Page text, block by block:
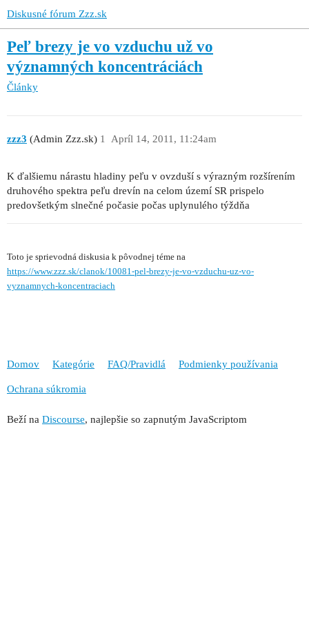
Diskusné fórum Zzz.sk
Peľ brezy je vo vzduchu už vo
významných koncentráciách
Články
zzz3 (Admin Zzz.sk) Apríl 14, 2011, 11:24am
1
K ďalšiemu nárastu hladiny peľu v ovzduší s výrazným rozšírením
druhového spektra peľu drevín na celom území SR prispelo
predovšetkým slnečné počasie počas uplynulého týždňa
Toto je sprievodná diskusia k pôvodnej téme na
https://www.zzz.sk/clanok/10081-pel-brezy-je-vo-vzduchu-uz-vo-
vyznamnych-koncentraciach
Domov Kategórie FAQ/Pravidlá Podmienky používania
Ochrana súkromia
Beží na Discourse, najlepšie so zapnutým JavaScriptom